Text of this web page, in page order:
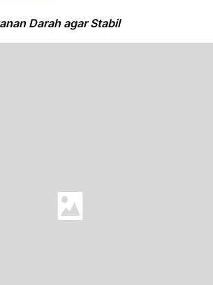
Darah agar Stabil